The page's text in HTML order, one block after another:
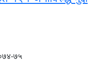
७५